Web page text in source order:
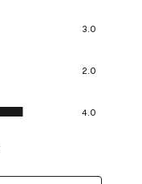
3.0
2.0
4.0